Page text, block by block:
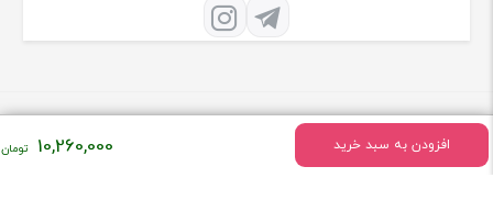
افزودن به سبد خرید 10,260,000
درباره فروشگاه تهران ضبط